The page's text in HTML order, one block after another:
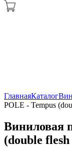
ГлавнаяКаталог
POLE - Tempus
Виниловая
(double